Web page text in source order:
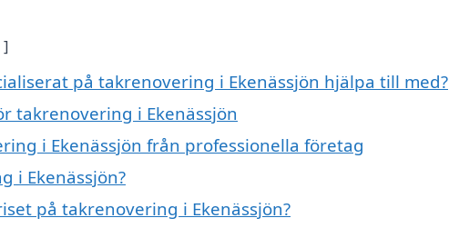
på takrenovering i Ekenässjön hjälpa till med?
takrenovering i Ekenässjön
i Ekenässjön från professionella företag
i Ekenässjön?
på takrenovering i Ekenässjön?